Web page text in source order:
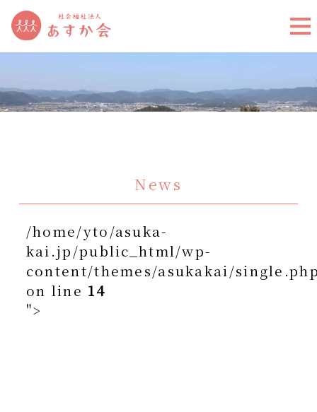
News
/home/yto/asuka-
kai.jp/public_html/wp-
content/themes/asukakai/
on line 14
">